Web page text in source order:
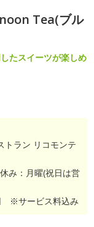
Tea(ブル
たスイーツが楽しめ
トラン リコモンテ
み：月曜(祝日は営
※サービス料込み